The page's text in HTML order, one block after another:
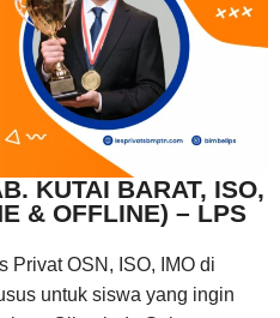
KUTAI BARAT, ISO,
& OFFLINE) – LPS
Privat OSN, ISO, IMO di
untuk siswa yang ingin